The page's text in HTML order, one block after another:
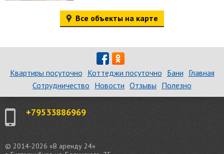
Все объекты на карте
Квартиры посуточно Коттеджи посуточно Бани Главная
Сотрудничество Новости Отзывы Полезно
+79533886969
© 2014-2026 «В аренду 24»